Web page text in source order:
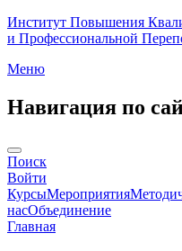
Институт Повышения
и Профессиональной
Меню
Навигация по
Поиск
Войти
КурсыМероприятия
насОбъединение
Главная